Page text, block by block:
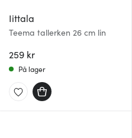
Iittala
Teema tallerken 26 cm lin
259 kr
På lager